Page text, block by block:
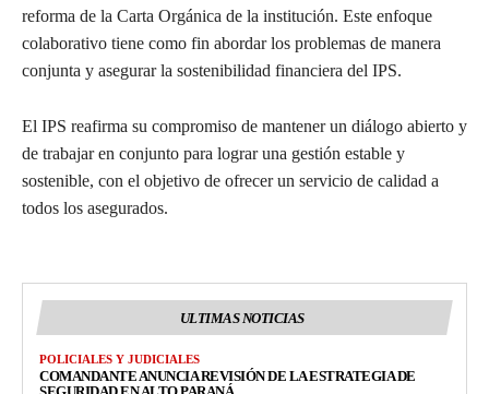
reforma de la Carta Orgánica de la institución. Este enfoque
colaborativo tiene como fin abordar los problemas de manera
conjunta y asegurar la sostenibilidad financiera del IPS.
El IPS reafirma su compromiso de mantener un diálogo abierto y
de trabajar en conjunto para lograr una gestión estable y
sostenible, con el objetivo de ofrecer un servicio de calidad a
todos los asegurados.
ULTIMAS NOTICIAS
POLICIALES Y JUDICIALES
COMANDANTE ANUNCIA REVISIÓN DE LA ESTRATEGIA DE